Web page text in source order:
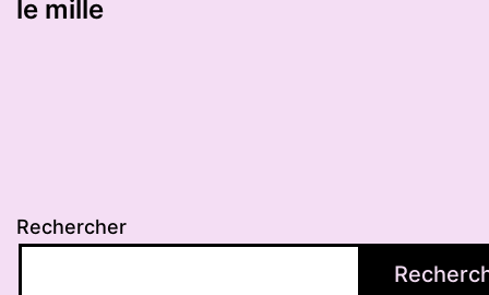
le mille
Rechercher